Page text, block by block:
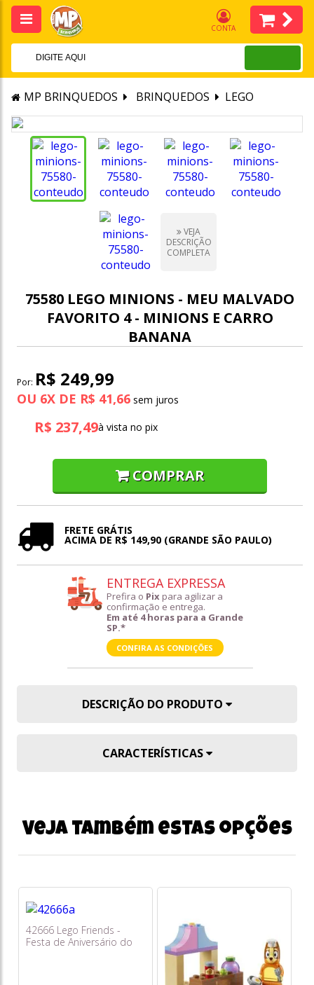
CONTA
MP BRINQUEDOS BRINQUEDOS LEGO
VEJA
DESCRIÇÃO
COMPLETA
75580 LEGO MINIONS - MEU MALVADO
FAVORITO 4 - MINIONS E CARRO
BANANA
Por: R$ 249,99
OU 6X DE R$ 41,66
R$ 237,49à vista no pix
COMPRAR
FRETE GRÁTIS
ACIMA DE R$ 149,90 (GRANDE SÃO PAULO)
ENTREGA EXPRESSA
Prefira o Pix para agilizar a
confirmação e entrega.
Em até 4 horas para a Grande
SP.*
CONFIRA AS CONDIÇÕES
DESCRIÇÃO DO PRODUTO
CARACTERÍSTICAS
Veja também estas opções
42666 Lego Friends -
Festa de Aniversário do